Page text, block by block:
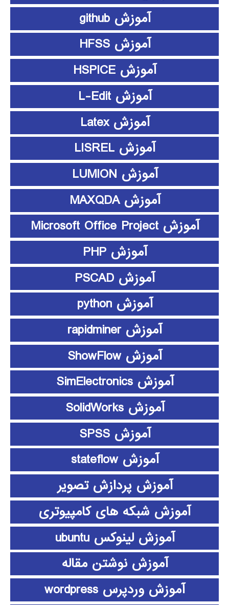
آموزش github
آموزش HFSS
آموزش HSPICE
آموزش L-Edit
آموزش Latex
آموزش LISREL
آموزش LUMION
آموزش MAXQDA
آموزش Microsoft Office Project
آموزش PHP
آموزش PSCAD
آموزش python
آموزش rapidminer
آموزش ShowFlow
آموزش SimElectronics
آموزش SolidWorks
آموزش SPSS
آموزش stateflow
آموزش پردازش تصویر
آموزش شبکه های کامپیوتری
آموزش لینوکس ubuntu
آموزش نوشتن مقاله
آموزش وردپرس wordpress